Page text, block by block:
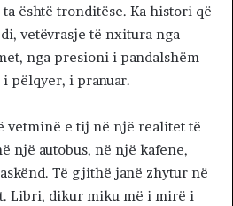
është tronditëse. Ka histori që
vetëvrasje të nxitura nga
nga presioni i pandalshëm
pëlqyer, i pranuar.
vetminë e tij në një realitet të
një autobus, në një kafene,
Të gjithë janë zhytur në
Libri, dikur miku më i mirë i